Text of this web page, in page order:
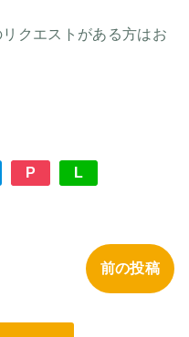
クエストがある方はお
P L
前の投稿